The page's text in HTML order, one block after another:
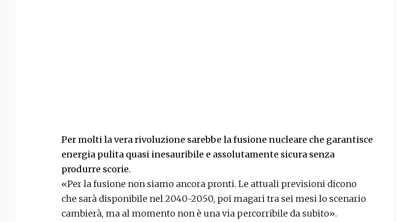
Per molti la vera rivoluzione sarebbe la fusione nucleare che garantisce
energia pulita quasi inesauribile e assolutamente sicura senza
produrre scorie.
«Per la fusione non siamo ancora pronti. Le attuali previsioni dicono
che sarà disponibile nel 2040-2050, poi magari tra sei mesi lo scenario
cambierà, ma al momento non è una via percorribile da subito».